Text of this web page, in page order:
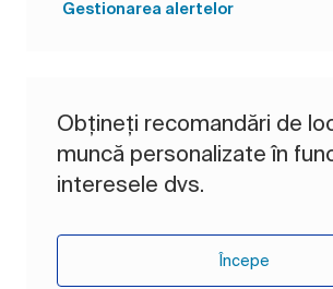
Gestionarea alertelor
Obțineți recomandări de
muncă personalizate în
interesele dvs.
Începe